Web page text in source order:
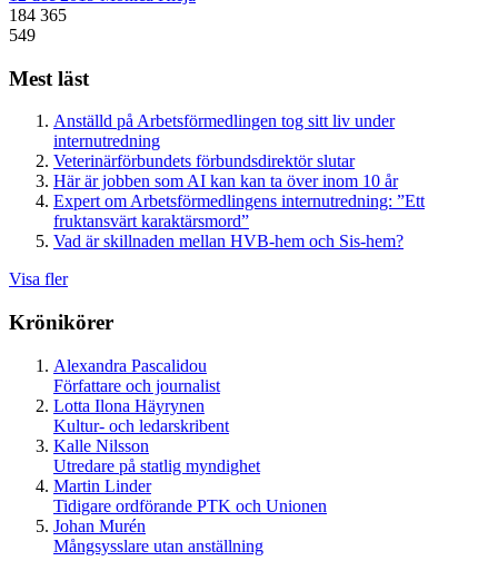
184 365
549
Mest läst
Anställd på Arbetsförmedlingen tog sitt liv under
internutredning
Veterinärförbundets förbundsdirektör slutar
Här är jobben som AI kan kan ta över inom 10 år
Expert om Arbetsförmedlingens internutredning: ”Ett
fruktansvärt karaktärsmord”
Vad är skillnaden mellan HVB-hem och Sis-hem?
Visa fler
Krönikörer
Alexandra Pascalidou
Författare och journalist
Lotta Ilona Häyrynen
Kultur- och ledarskribent
Kalle Nilsson
Utredare på statlig myndighet
Martin Linder
Tidigare ordförande PTK och Unionen
Johan Murén
Mångsysslare utan anställning